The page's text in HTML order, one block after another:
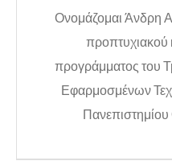
Ονομάζομαι Άνδρη
προπτυχιακού
προγράμματος του
Εφαρμοσμένων